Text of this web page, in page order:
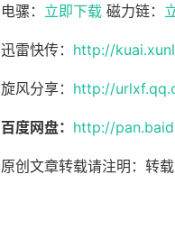
电骡： 立即下载 磁力链：
迅雷快传： http://
旋风分享： http://
百度网盘： http://
原创文章转载请注明：转载